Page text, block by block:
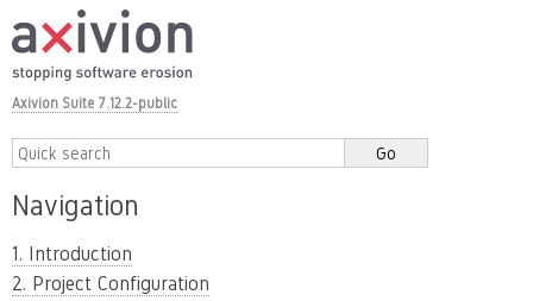
Axivion Suite 7.12.2-public
Navigation
1. Introduction
2. Project Configuration